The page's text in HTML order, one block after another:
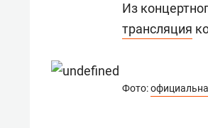
Из
трансляция
Фото: